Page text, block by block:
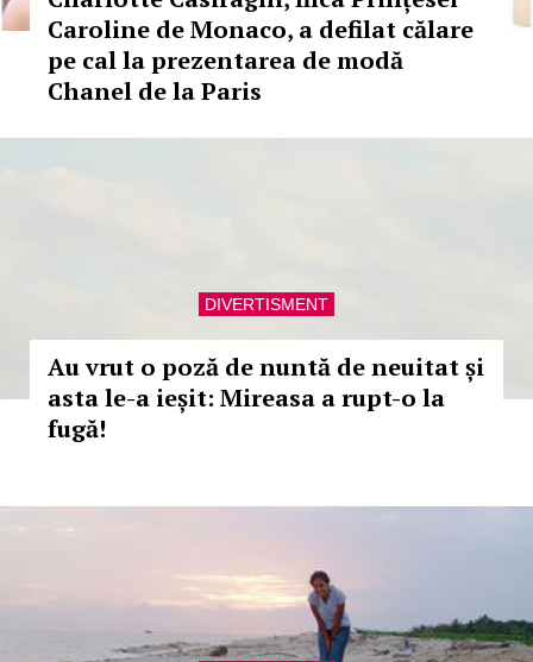
Caroline de Monaco, a defilat călare
pe cal la prezentarea de modă
Chanel de la Paris
DIVERTISMENT
Au vrut o poză de nuntă de neuitat și
asta le-a ieșit: Mireasa a rupt-o la
fugă!